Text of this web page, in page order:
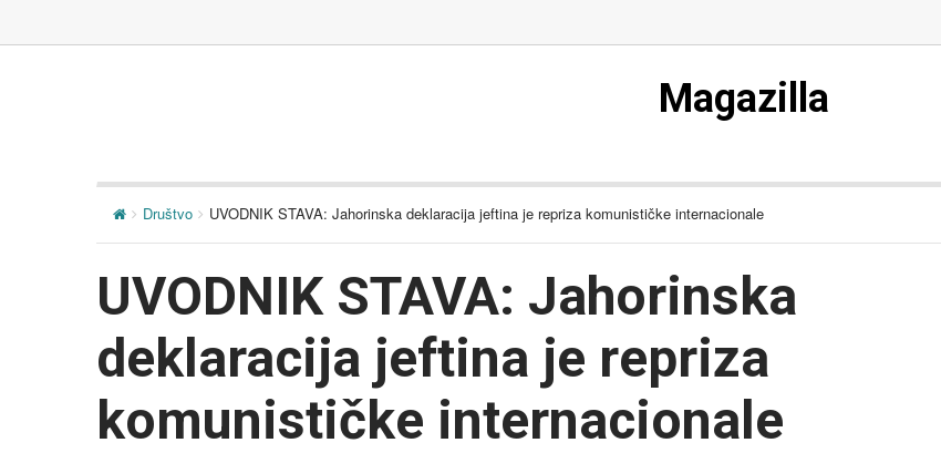
Magazilla
Društvo UVODNIK STAVA: Jahorinska deklaracija jeftina je repriza komunističke internacionale
UVODNIK STAVA: Jahorinska
deklaracija jeftina je repriza
komunističke internacionale